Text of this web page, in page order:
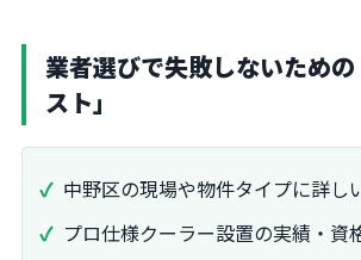
業者選びで失敗しないため
スト」
中野区の現場や物件タイプに詳し
プロ仕様クーラー設置の実績・資